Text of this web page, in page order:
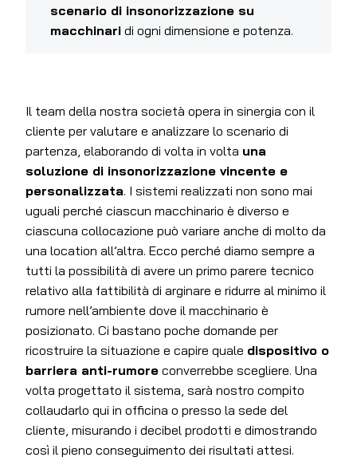
scenario di insonorizzazione su
macchinaridi ogni dimensione e potenza.
Il team della nostra società opera in sinergia con il
cliente per valutare e analizzare lo scenario di
partenza, elaborando di volta in volta una
soluzione di insonorizzazione vincente e
personalizzata. I sistemi realizzati non sono mai
uguali perché ciascun macchinario è diverso e
ciascuna collocazione può variare anche di molto da
una location all’altra. Ecco perché diamo sempre a
tutti la possibilità di avere un primo parere tecnico
relativo alla fattibilità di arginare e ridurre al minimo il
rumore nell’ambiente dove il macchinario è
posizionato. Ci bastano poche domande per
ricostruire la situazione e capire quale dispositivo o
barriera anti-rumore converrebbe scegliere. Una
volta progettato il sistema, sarà nostro compito
collaudarlo qui in officina o presso la sede del
cliente, misurando i decibel prodotti e dimostrando
così il pieno conseguimento dei risultati attesi.